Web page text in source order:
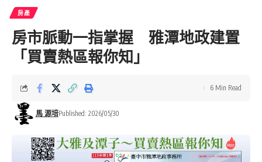
房產
房市脈動一指掌握 雅潭地政建置
「買賣熱區報你知」
馬 源培Published: 2026/05/30
6 Min Read